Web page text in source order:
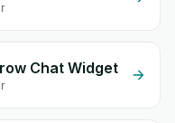
Chat Widget